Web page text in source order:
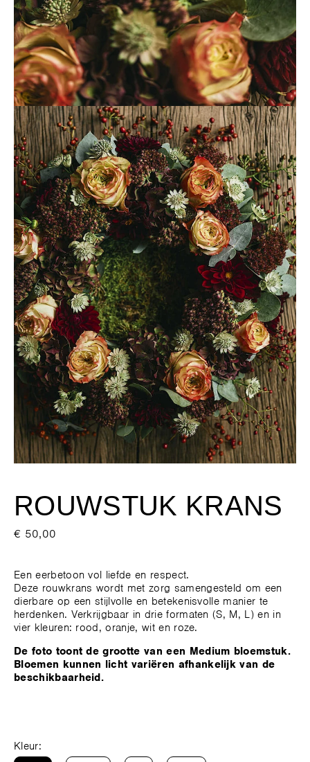
ROUWSTUK KRANS
€ 50,00
Een eerbetoon vol liefde en respect.
Deze rouwkrans wordt met zorg samengesteld om een
dierbare op een stijlvolle en betekenisvolle manier te
herdenken. Verkrijgbaar in drie formaten (S, M, L) en in
vier kleuren: rood, oranje, wit en roze.
De foto toont de grootte van een Medium bloemstuk.
Bloemen kunnen licht variëren afhankelijk van de
beschikbaarheid.
Kleur: